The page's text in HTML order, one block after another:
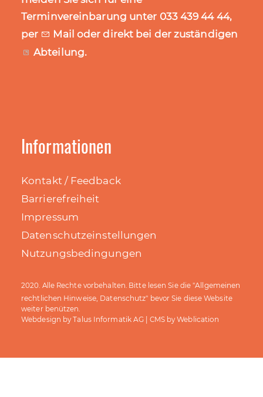
@gemeindesteffisburg
Bekanntlich sind Bauverwalter/innen auf dem
Arbeitsmarkt sehr gefragt. Warum sollst du als
ausgebildeter Bauverwalter (oder auf dem
Weg dahin) als Verfahrensleiter/in das
Die Antwort darauf sowie weitere
Informationen zur ausgeschriebenen Stelle
10. Juli 2026
Terminvereinbarung unter 033 439 44 44,
per
Mail oder direkt bei der zuständigen
Abteilung.
Informationen
Kontakt / Feedback
Barrierefreiheit
Impressum
Datenschutzeinstellungen
Nutzungsbedingungen
2020. Alle Rechte vorbehalten. Bitte lesen Sie die "Allgemeinen
rechtlichen Hinweise, Datenschutz" bevor Sie diese Website
weiter benützen.
Webdesign byTalus Informatik AG | CMS byWeblication